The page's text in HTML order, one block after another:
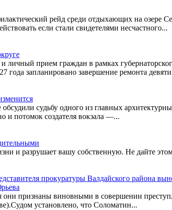
рейд среди отдыхающих на озере
если стали свидетелями несчастного...
личный прием граждан в рамках
года запланировано завершение ремонта
судьбу одного из главных
и потомок создателя вокзала —...
и разрушает вашу собственную. Не дайте
прокуратуры Валдайского района
они признаны виновными в совершении
установлено, что Соломатин...